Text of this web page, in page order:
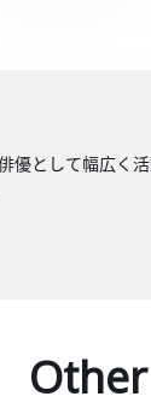
優として幅広く